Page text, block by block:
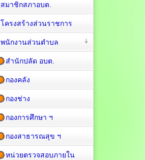
สมาชิกสภาอบต.
โครงสร้างส่วนราชการ
พนักงานส่วนตำบล
สำนักปลัด อบต.
กองคลัง
กองช่าง
กองการศึกษา ฯ
กองสาธารณสุข ฯ
หน่วยตรวจสอบภายใน